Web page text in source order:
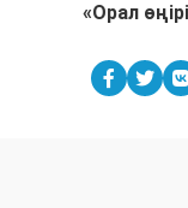
«Орал